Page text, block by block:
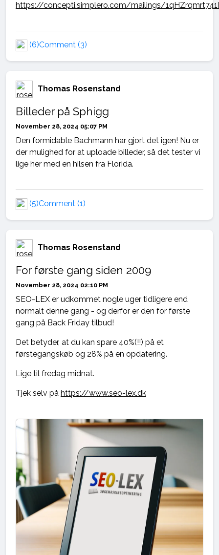
https://concepti.simplero.com/mailings/
(6)Comment (3)
Thomas Rosenstand
Billeder på Sphigg
November 28, 2024 05:07 PM
Den formidable Bachmann har gjort det igen! Nu er
der mulighed for at uploade billeder, så det tester vi
lige her med en hilsen fra Florida.
(5)Comment (1)
Thomas Rosenstand
For første gang siden 2009
November 28, 2024 02:10 PM
SEO-LEX er udkommet nogle uger tidligere end
normalt denne gang - og derfor er den for første
gang på Back Friday tilbud!
Det betyder, at du kan spare 40%(!!) på et
førstegangskøb og 28% på en opdatering.
Lige til fredag midnat.
Tjek selv på https://www.seo-lex.dk